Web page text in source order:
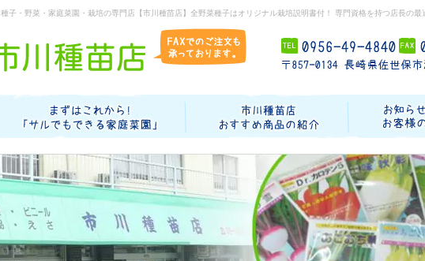
種子・野菜・家庭菜園・栽培の専門店【市川種苗店】全野菜種子はオリジナル栽培説明書付！ 専門資格を持つ店長の